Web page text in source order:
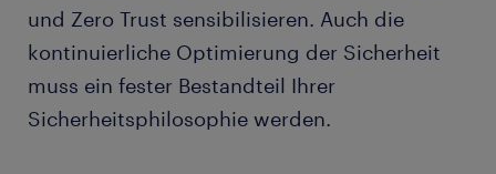
und Zero Trust sensibilisieren. Auch die
kontinuierliche Optimierung der Sicherheit
muss ein fester Bestandteil Ihrer
Sicherheitsphilosophie werden.